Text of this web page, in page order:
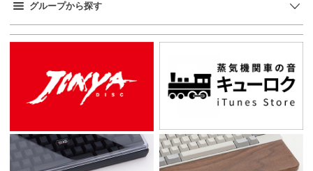
グループから探す